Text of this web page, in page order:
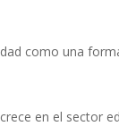
como una
en el sector